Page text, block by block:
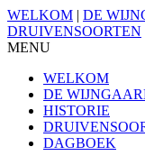
WELKOM | DE
DRUIVENSOORTEN
MENU
WELKOM
DE
HISTORIE
DAGBOEK